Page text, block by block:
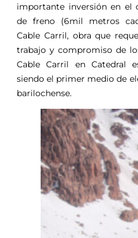
importante inversión en el
de freno (6mil metros
Cable Carril, obra que
trabajo y compromiso de
Cable Carril en Catedral
siendo el primer medio de
barilochense.